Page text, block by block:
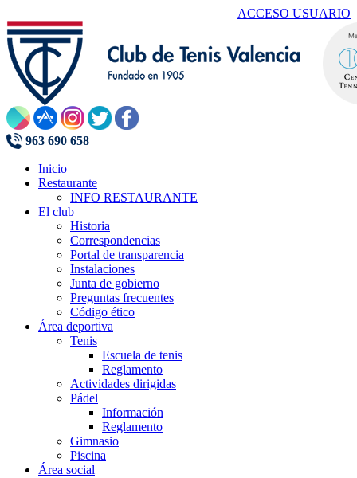
ACCESO USUARIO
963 690 658
Inicio
Restaurante
INFO RESTAURANTE
El club
Historia
Correspondencias
Portal de transparencia
Instalaciones
Junta de gobierno
Preguntas frecuentes
Código ético
Área deportiva
Tenis
Escuela de tenis
Reglamento
Actividades dirigidas
Pádel
Información
Reglamento
Gimnasio
Piscina
Área social